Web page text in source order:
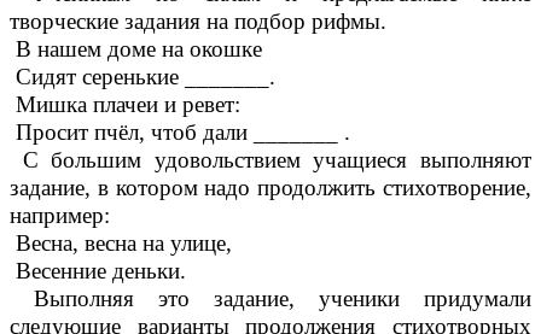
творческие задания на подбор рифмы.
В нашем доме на окошке
Сидят серенькие _______.
Мишка плачеи и ревет:
Просит пчёл, чтоб дали _______ .
С большим удовольствием учащиеся выполняют
задание, в котором надо продолжить стихотворение,
например:
Весна, весна на улице,
Весенние деньки.
Выполняя это задание, ученики придумали
следующие варианты продолжения стихотворных